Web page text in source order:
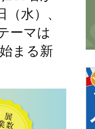
水）、
ーマは
まる新